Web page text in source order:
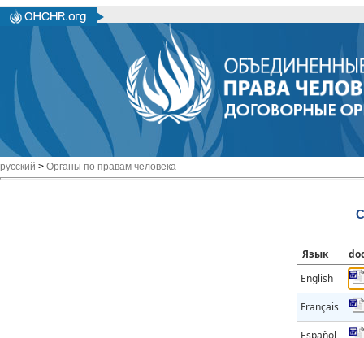
русский > Органы по правам человека
Язык
English
Français